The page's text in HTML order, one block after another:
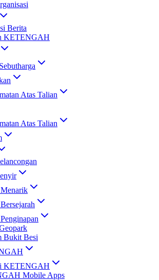
Berita
KETENGAH
Atas Talian
Atas Talian
Bukit Besi
KETENGAH
Mobile Apps